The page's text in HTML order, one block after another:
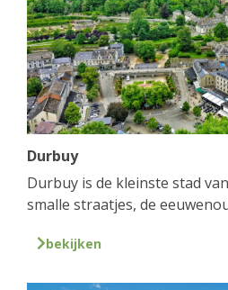
Durbuy
Durbuy is de kleinste stad
smalle straatjes, de
bekijken